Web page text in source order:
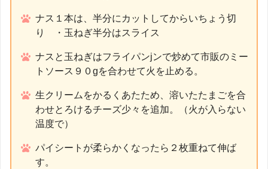
ナス１本は、半分にカットしてからいちょう切
り ・玉ねぎ半分はスライス
ナスと玉ねぎはフライパンjンで炒めて市販のミー
トソース９０gを合わせて火を止める。
生クリームをかるくあたため、溶いたたまごを合
わせとろけるチーズ少々を追加。（火が入らない
温度で）
パイシートが柔らかくなったら２枚重ねて伸ば
す。